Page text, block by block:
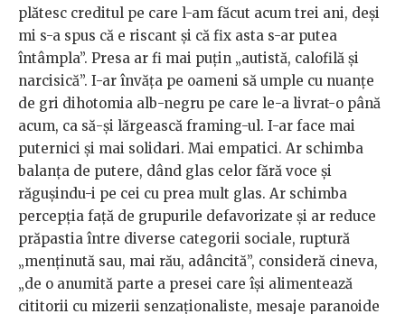
plătesc creditul pe care l-am făcut acum trei ani, deși
mi s-a spus că e riscant și că fix asta s-ar putea
întâmpla”. Presa ar fi mai puțin „autistă, calofilă și
narcisică”. I-ar învăța pe oameni să umple cu nuanțe
de gri dihotomia alb-negru pe care le-a livrat-o până
acum, ca să-și lărgească framing-ul. I-ar face mai
puternici și mai solidari. Mai empatici. Ar schimba
balanţa de putere, dând glas celor fără voce şi
răguşindu-i pe cei cu prea mult glas. Ar schimba
percepția față de grupurile defavorizate și ar reduce
prăpastia între diverse categorii sociale, ruptură
„menţinută sau, mai rău, adâncită”, consideră cineva,
„de o anumită parte a presei care îşi alimentează
cititorii cu mizerii senzaţionaliste, mesaje paranoide